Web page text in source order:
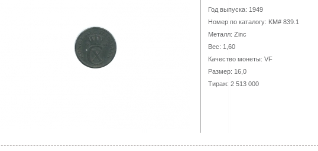
Год выпуска: 1949
Номер по каталогу: KM# 839.1
Металл: Zinc
Вес: 1,60
Качество монеты: VF
Размер: 16,0
Тираж: 2 513 000